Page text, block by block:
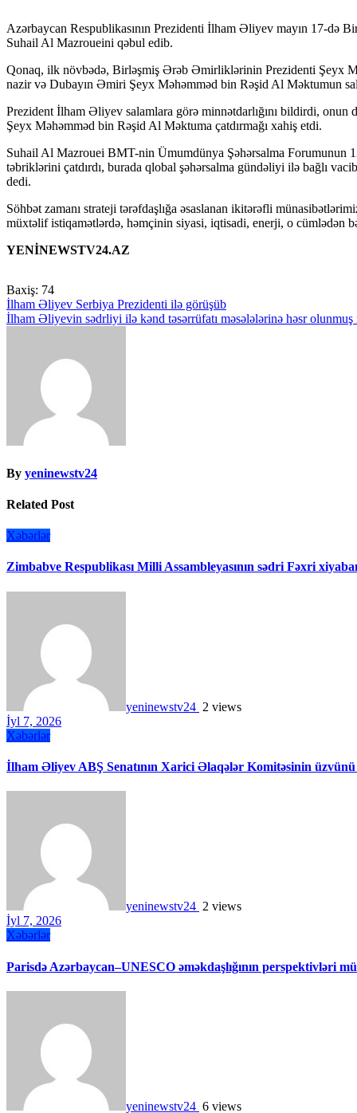
Azərbaycan Respublikasının Prezidenti İlham Əliyev mayın 17-də Birləşmiş Ərəb Əmirliklərinin energetika və infrastruktur naziri
Suhail Al Mazroueini qəbul edib.
Qonaq, ilk növbədə, Birləşmiş Ərəb Əmirliklərinin Prezidenti Şeyx
nazir və Dubayın Əmiri Şeyx Məhəmməd bin Rəşid Al Məktumun
Prezident İlham Əliyev salamlara görə minnətdarlığını bildirdi, onun
Şeyx Məhəmməd bin Rəşid Al Məktuma çatdırmağı xahiş etdi.
Suhail Al Mazrouei BMT-nin Ümumdünya Şəhərsalma Forumunun
təbriklərini çatdırdı, burada qlobal şəhərsalma gündəliyi ilə bağlı
dedi.
Söhbət zamanı strateji tərəfdaşlığa əsaslanan ikitərəfli
müxtəlif istiqamətlərdə, həmçinin siyasi, iqtisadi, enerji, o cümlədən
YENİNEWSTV24.AZ
Baxiş: 74
Yazı
naviqasiyası
İlham Əliyev Serbiya Prezidenti ilə görüşüb
İlham Əliyevin sədrliyi ilə kənd təsərrüfatı məsələlərinə həsr
By yeninewstv24
Related Post
Xəbərlər
Zimbabve Respublikası Milli Assambleyasının sədri Fəxri
yeninewstv24 2 views
İyl 7, 2026
Xəbərlər
İlham Əliyev ABŞ Senatının Xarici Əlaqələr Komitəsinin
yeninewstv24 2 views
İyl 7, 2026
Xəbərlər
Parisdə Azərbaycan–UNESCO əməkdaşlığının perspektivləri
yeninewstv24 6 views